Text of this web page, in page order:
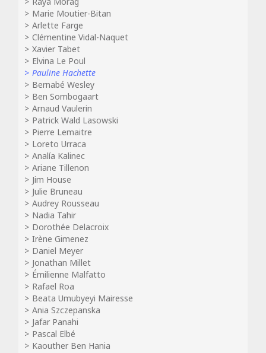
Marie Moutier-Bitan
Arlette Farge
Clémentine Vidal-Naquet
Xavier Tabet
Elvina Le Poul
Pauline Hachette
Bernabé Wesley
Ben Sombogaart
Arnaud Vaulerin
Patrick Wald Lasowski
Pierre Lemaitre
Loreto Urraca
Analía Kalinec
Ariane Tillenon
Jim House
Julie Bruneau
Audrey Rousseau
Nadia Tahir
Dorothée Delacroix
Irène Gimenez
Daniel Meyer
Jonathan Millet
Émilienne Malfatto
Rafael Roa
Beata Umubyeyi Mairesse
Ania Szczepanska
Jafar Panahi
Pascal Elbé
Kaouther Ben Hania